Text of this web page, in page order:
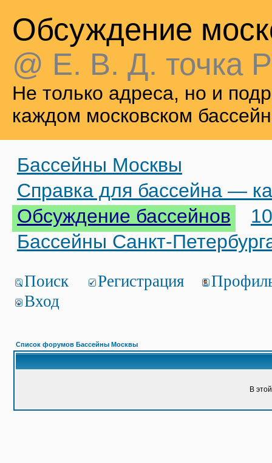
Обсуждение
@ Е. В. Д. точка
Не только адреса, но и
каждом московском
Бассейны Москвы
Справка для бассейна —
Обсуждение бассейнов
Бассейны Санкт-
Поиск Регистрация
Вход
Список форумов Бассейны Москвы
В